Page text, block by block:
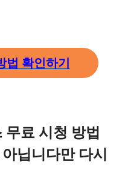
법 확인하기
료 시청 방법
닙니다만 다시